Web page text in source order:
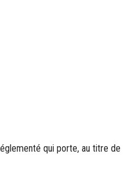
qui porte, au titre de